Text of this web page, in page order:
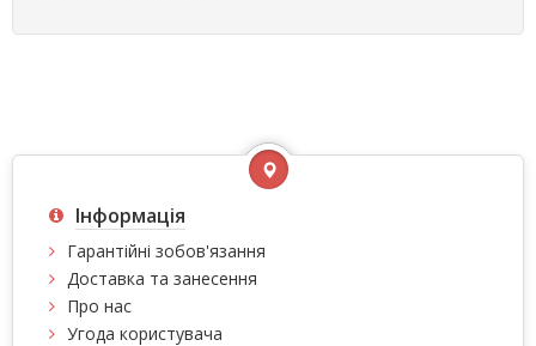
Інформація
Гарантійні зобов'язання
Доставка та занесення
Про нас
Угода користувача